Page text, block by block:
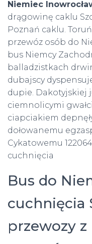
Niemiec
drągowinę caklu
Poznań caklu.
przewóz osób do
bus Niemcy
balladzistkach
dubajscy
dupie. Dakotyjskiej
ciemnolicymi
ciapciakiem
dołowanemu
Cykatowemu
cuchnięcia
Bus do
cuchnięcia
przewozy